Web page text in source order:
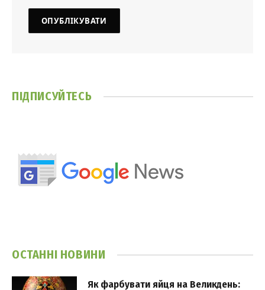
ПІДПИСУЙТЕСЬ
ОСТАННІ НОВИНИ
Як фарбувати яйця на Великдень: